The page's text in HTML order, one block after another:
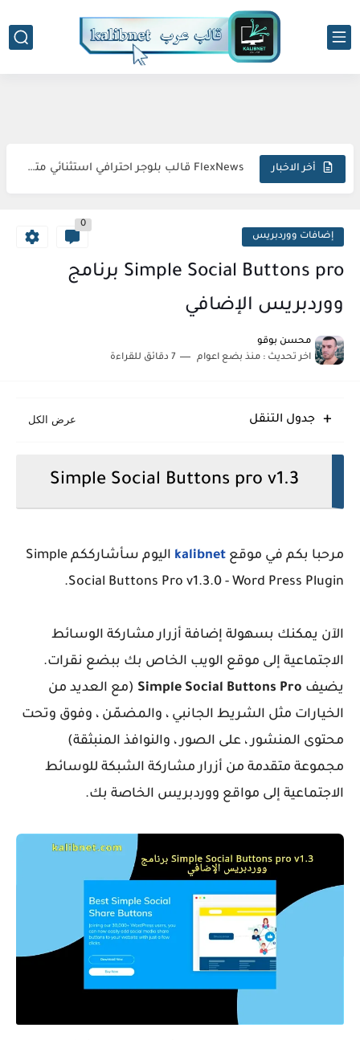
أخر الاخبار
Droid قالب بلوجر لمراجعة الهواتف
FlexNews قالب بلوجر احترافي استثنائي متطور مذهل
Topify قالب بلوجر فاخر متطور مبهر استثنائي
Meota قالب بلوجر يؤمن قفزة إنتاجية نوعية
إضافات ووردبريس
0
Simple Social Buttons pro برنامج
ووردبريس الإضافي
محسن بوقو
اخر تحديث : منذ بضع اعوام 7 دقائق للقراءة
جدول التنقل
Simple Social Buttons pro v1.3
مرحبا بكم في موقع kalibnet
اليوم سأشارككم Simple
Social Buttons Pro v1.3.0 - Word Press Plugin.
الآن يمكنك بسهولة إضافة أزرار مشاركة الوسائط
الاجتماعية إلى موقع الويب الخاص بك ببضع نقرات.
يضيف Simple Social Buttons Pro (مع العديد من
الخيارات مثل الشريط الجانبي ، والمضمّن ، وفوق وتحت
محتوى المنشور ، على الصور ، والنوافذ المنبثقة)
مجموعة متقدمة من أزرار مشاركة الشبكة للوسائط
الاجتماعية إلى مواقع ووردبريس الخاصة بك.